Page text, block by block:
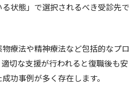
状態」で選択されるべき受診先で
療法や精神療法など包括的なプロ
切な支援が行われると復職後も安
功事例が多く存在します。